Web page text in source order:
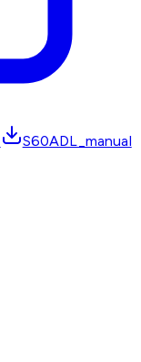
S60ADL_manual